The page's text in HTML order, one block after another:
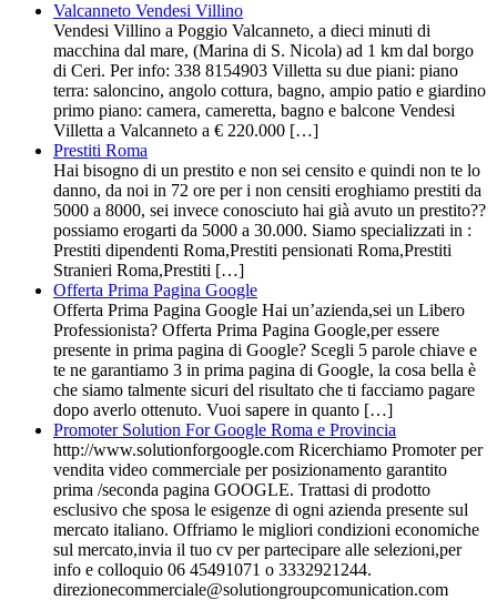
Valcanneto Vendesi Villino
Vendesi Villino a Poggio Valcanneto, a dieci minuti di
macchina dal mare, (Marina di S. Nicola) ad 1 km dal borgo
di Ceri. Per info: 338 8154903 Villetta su due piani: piano
terra: saloncino, angolo cottura, bagno, ampio patio e giardino
primo piano: camera, cameretta, bagno e balcone Vendesi
Villetta a Valcanneto a € 220.000 […]
Prestiti Roma
Hai bisogno di un prestito e non sei censito e quindi non te lo
danno, da noi in 72 ore per i non censiti eroghiamo prestiti da
5000 a 8000, sei invece conosciuto hai già avuto un prestito??
possiamo erogarti da 5000 a 30.000. Siamo specializzati in :
Prestiti dipendenti Roma,Prestiti pensionati Roma,Prestiti
Stranieri Roma,Prestiti […]
Offerta Prima Pagina Google
Offerta Prima Pagina Google Hai un’azienda,sei un Libero
Professionista? Offerta Prima Pagina Google,per essere
presente in prima pagina di Google? Scegli 5 parole chiave e
te ne garantiamo 3 in prima pagina di Google, la cosa bella è
che siamo talmente sicuri del risultato che ti facciamo pagare
dopo averlo ottenuto. Vuoi sapere in quanto […]
Promoter Solution For Google Roma e Provincia
http://www.solutionforgoogle.com Ricerchiamo Promoter per
vendita video commerciale per posizionamento garantito
prima /seconda pagina GOOGLE. Trattasi di prodotto
esclusivo che sposa le esigenze di ogni azienda presente sul
mercato italiano. Offriamo le migliori condizioni economiche
sul mercato,invia il tuo cv per partecipare alle selezioni,per
info e colloquio 06 45491071 o 3332921244.
direzionecommerciale@solutiongroupcomunication.com